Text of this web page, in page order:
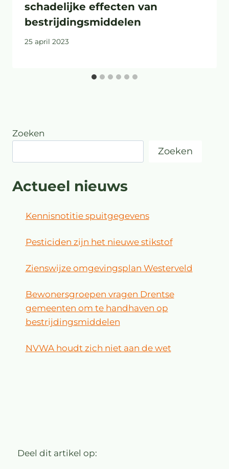
schadelijke effecten van
bestrijdingsmiddelen
25 april 2023
Zoeken
Zoeken
Actueel nieuws
Kennisnotitie spuitgegevens
Pesticiden zijn het nieuwe stikstof
Zienswijze omgevingsplan Westerveld
Bewonersgroepen vragen Drentse
gemeenten om te handhaven op
bestrijdingsmiddelen
NVWA houdt zich niet aan de wet
Deel dit artikel op: